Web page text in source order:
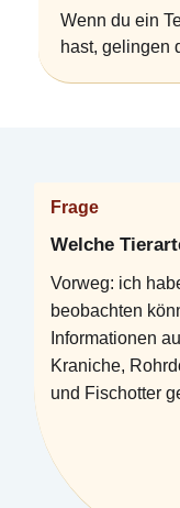
Wenn du ein
hast, gelingen
Frage
Welche
Vorweg: ich
beobachten
Informationen
Kraniche,
und Fischotter